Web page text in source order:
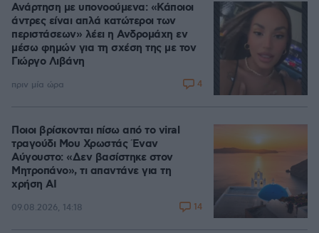
Ανάρτηση με υπονοούμενα: «Κάποιοι
άντρες είναι απλά κατώτεροι των
περιστάσεων» λέει η Ανδρομάχη εν
μέσω φημών για τη σχέση της με τον
Γιώργο Λιβάνη
πριν μία ώρα 4
Ποιοι βρίσκονται πίσω από το viral
τραγούδι Μου Χρωστάς Έναν
Αύγουστο: «Δεν βασίστηκε στον
Μητροπάνο», τι απαντάνε για τη
χρήση AI
09.08.2026, 14:18 14